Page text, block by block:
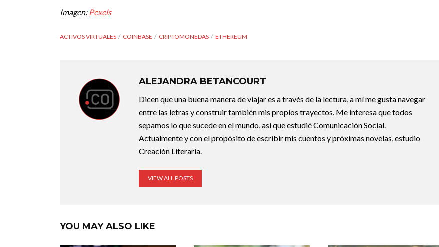
Imagen: Pexels
ACTIVOS VIRTUALES COINBASE CRIPTOMONEDAS ETHEREUM
ALEJANDRA BETANCOURT
Dicen que una buena manera de viajar es a través de la lectura, a mí me gusta navegar
entre las letras y construir también mis propios trayectos. Me interesa que todos
sepamos lo que sucede en el mundo, así que estudié Comunicación Social.
Actualmente y con el propósito de escribir mis cuentos y próximas novelas, estudio
Creación Literaria.
VIEW ALL POSTS
YOU MAY ALSO LIKE